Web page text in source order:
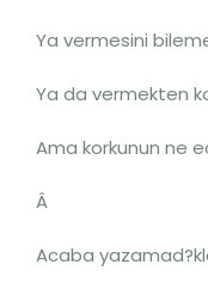
Ya vermesini
Ya da vermekten
Ama korkunun ne
Â
Acaba